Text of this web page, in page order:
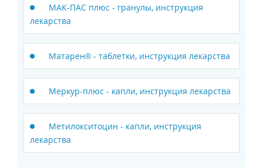
МАК-ПАС плюс - гранулы, инструкция
лекарства
Матарен® - таблетки, инструкция лекарства
Меркур-плюс - капли, инструкция лекарства
Метилокситоцин - капли, инструкция
лекарства